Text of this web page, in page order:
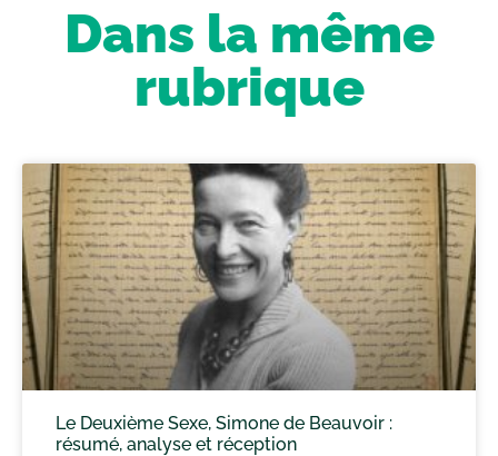
Dans la même
rubrique
Le Deuxième Sexe, Simone de Beauvoir :
résumé, analyse et réception